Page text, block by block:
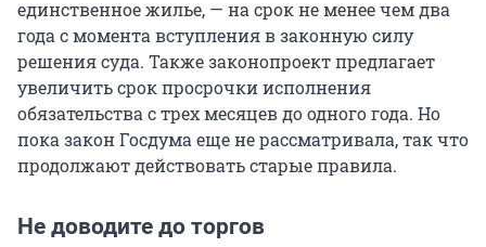
единственное жилье, — на срок не менее чем два
года с момента вступления в законную силу
решения суда. Также законопроект предлагает
увеличить срок просрочки исполнения
обязательства с трех месяцев до одного года. Но
пока закон Госдума еще не рассматривала, так что
продолжают действовать старые правила.
Не доводите до торгов